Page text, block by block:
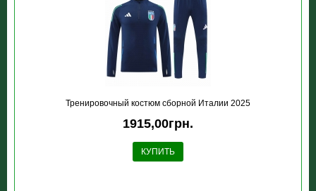
Тренировочный костюм сборной Италии 2025
1915,00грн.
КУПИТЬ